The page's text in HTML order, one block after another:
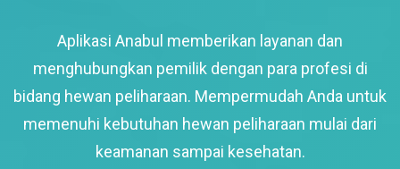
Aplikasi Anabul memberikan layanan dan
menghubungkan pemilik dengan para profesi di
bidang hewan peliharaan. Mempermudah Anda untuk
memenuhi kebutuhan hewan peliharaan mulai dari
keamanan sampai kesehatan.